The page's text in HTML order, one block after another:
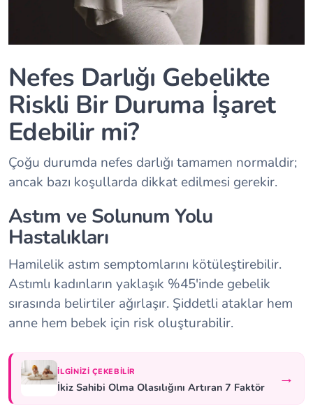
Nefes Darlığı Gebelikte
Riskli Bir Duruma İşaret
Edebilir mi?
Çoğu durumda nefes darlığı tamamen normaldir;
ancak bazı koşullarda dikkat edilmesi gerekir.
Astım ve Solunum Yolu
Hastalıkları
Hamilelik astım semptomlarını kötüleştirebilir.
Astımlı kadınların yaklaşık %45'inde gebelik
sırasında belirtiler ağırlaşır. Şiddetli ataklar hem
anne hem bebek için risk oluşturabilir.
İLGINIZI ÇEKEBILIR
İkiz Sahibi Olma Olasılığını Artıran 7 Faktör →